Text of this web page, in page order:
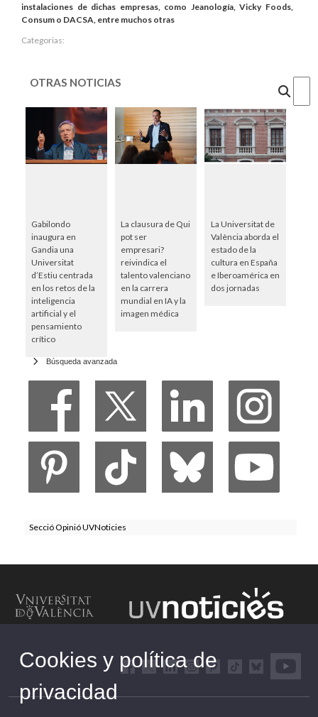
instalaciones de dichas empresas, como Jeanología, Vicky Foods,
Consum o DACSA, entre muchos otras
Categorias:
OTRAS NOTICIAS
Gabilondo
inaugura en
Gandia una
Universitat
d’Estiu centrada
en los retos de la
inteligencia
artificial y el
pensamiento
crítico
La clausura de Qui
pot ser
empresari?
reivindica el
talento valenciano
en la carrera
mundial en IA y la
imagen médica
La Universitat de
València aborda el
estado de la
cultura en España
e Iberoamérica en
dos jornadas
Búsqueda avanzada
Secció Opinió UVNoticies
Cookies y política de
privacidad